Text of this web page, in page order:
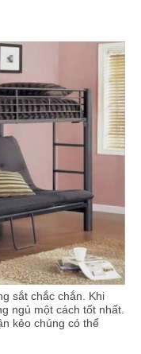
sắt chắc chắn. Khi
ngủ một cách tốt nhất.
kẻo chúng có thể